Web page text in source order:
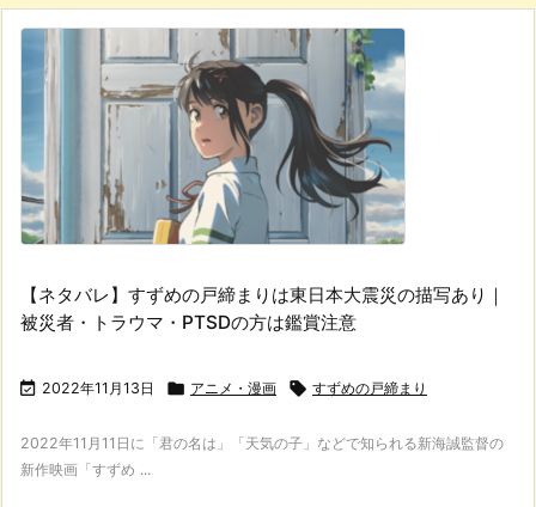
【ネタバレ】すずめの戸締まりは東日本大震災の描写あり｜
被災者・トラウマ・PTSDの方は鑑賞注意
 2022年11月13日  アニメ・漫画  すずめの戸締まり
2022年11月11日に「君の名は」「天気の子」などで知られる新海誠監督の
新作映画「すずめ ...